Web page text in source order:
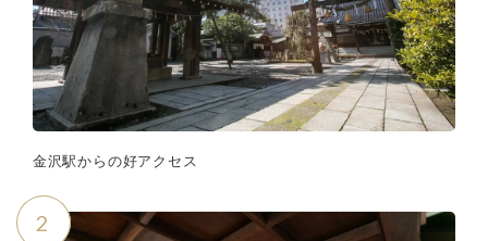
金沢駅からの好アクセス
2